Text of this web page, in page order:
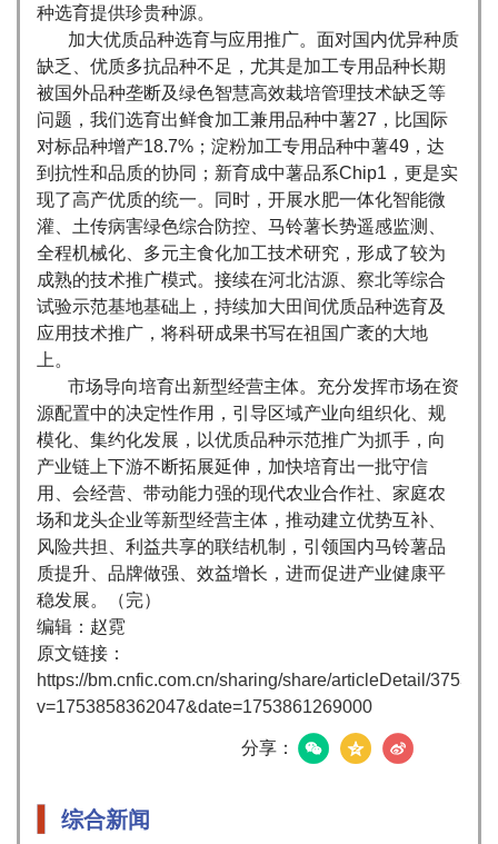
种选育提供珍贵种源。
加大优质品种选育与应用推广。面对国内优异种质
缺乏、优质多抗品种不足，尤其是加工专用品种长期
被国外品种垄断及绿色智慧高效栽培管理技术缺乏等
问题，我们选育出鲜食加工兼用品种中薯27，比国际
对标品种增产18.7%；淀粉加工专用品种中薯49，达
到抗性和品质的协同；新育成中薯品系Chip1，更是实
现了高产优质的统一。同时，开展水肥一体化智能微
灌、土传病害绿色综合防控、马铃薯长势遥感监测、
全程机械化、多元主食化加工技术研究，形成了较为
成熟的技术推广模式。接续在河北沽源、察北等综合
试验示范基地基础上，持续加大田间优质品种选育及
应用技术推广，将科研成果书写在祖国广袤的大地
上。
市场导向培育出新型经营主体。充分发挥市场在资
源配置中的决定性作用，引导区域产业向组织化、规
模化、集约化发展，以优质品种示范推广为抓手，向
产业链上下游不断拓展延伸，加快培育出一批守信
用、会经营、带动能力强的现代农业合作社、家庭农
场和龙头企业等新型经营主体，推动建立优势互补、
风险共担、利益共享的联结机制，引领国内马铃薯品
质提升、品牌做强、效益增长，进而促进产业健康平
稳发展。（完）
编辑：赵霓
原文链接：
https://bm.cnfic.com.cn/sharing/share/articleDetail/
v=1753858362047&date=1753861269000
分享：
综合新闻